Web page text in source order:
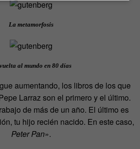
La metamorfosis
al mundo en 80 días
aumentando, los libros de los que
Larraz son el primero y el último.
de más de un año. El último es
tu hijo recién nacido. En este caso,
Peter Pan».